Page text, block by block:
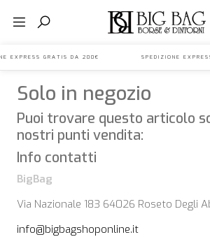
EXPRESS GRATIS DA 200€ SPEDIZIONE
Solo in negozio
Puoi trovare questo articolo
nostri punti vendita:
Info contatti
BigBag
Via Nazionale 183 64026 Roseto Degli
info@bigbagshoponline.it